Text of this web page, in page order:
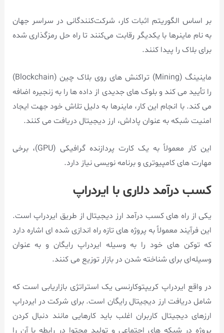
بر اساس الگوریتم اثبات کار، شرکت‌کنندگانی در سراسر جهان
به نام ماینرها با یکدیگر رقابت می‌کنند تا راه‌ حل رمزگذاری شده
برای بلاک را پیدا کنند.
ماینینگ (Mining) تراکنش های روی بلاک چین (Blockchain)
را تأیید می کند و بلوک های جدیدی از داده ها را به زنجیره اضافه
می کند. با انجام این کار، ماینرها به دلیل تلاش خود جهت ایجاد
امنیت شبکه به عنوان پاداش، ارز دیجیتال دریافت می کنند.
این کار معمولاً به یک کارت پردازنده گرافیکی (GPU)، برخی
مهارت های کامپیوتری و برنامه نویسی نیاز دارد.
کسب درآمد دلاری با ایردراپ
یکی از راه های کسب درآمد ارز دیجیتال از طریق ایردراپ است.
این فرآیند معمولاً به پروژه‌ های تازه راه‌ اندازی شده‌ ای اشاره دارد
که توکن‌ های خود را به وسیله ایردراپ رایگان و به عنوان
وسیله‌ای برای شناخته شدن در بازار توزیع می‌ کنند.
در واقع ایردراپ کریپتوکارنسی یک استراتژی بازاریابی است که
شامل دریافت ارز دیجیتال رایگان است. برای شرکت در ایردراپ
ارزهای دیجیتال کاربران اغلب باید کارهایی مانند دنبال کردن
پروژه در شبکه های اجتماعی و تولید محتوا در رابطه با آن را